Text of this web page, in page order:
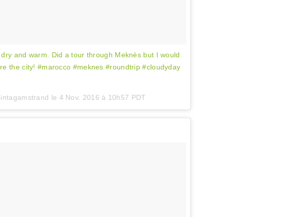
and warm. Did a tour through Meknès but I would
the city! #marocco #meknes #roundtrip #cloudyday
le 4 Nov. 2016 à 10h57 PDT